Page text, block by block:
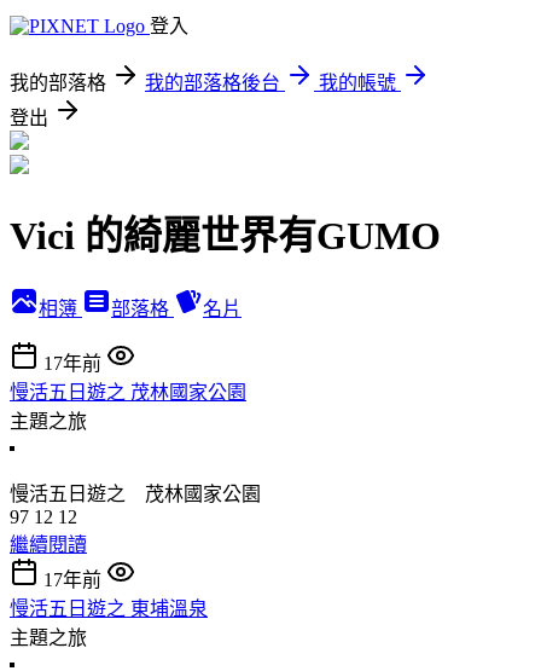
登入
我的部落格 我的部落格後台
我的帳號
登出
Vici 的綺麗世界有GUMO
相簿 部落格 名片
17年前
慢活五日遊之 茂林國家公園
主題之旅
慢活五日遊之 茂林國家公園
97 12 12
繼續閱讀
17年前
慢活五日遊之 東埔溫泉
主題之旅